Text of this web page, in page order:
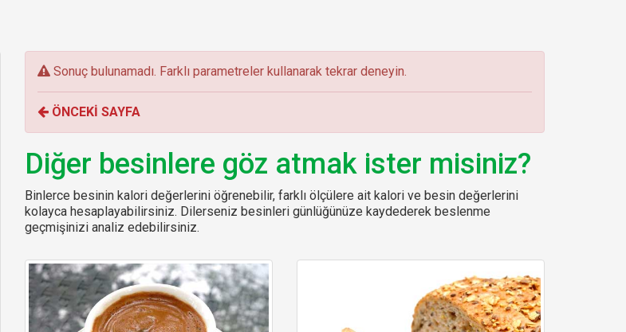
E
r
o
r
:
Sonuç bulunamadı. Farklı parametreler kullanarak tekrar deneyin.
ÖNCEKİ SAYFA
Diğer besinlere göz atmak ister misiniz?
Binlerce besinin kalori değerlerini öğrenebilir, farklı ölçülere ait kalori ve besin değerlerini
kolayca hesaplayabilirsiniz. Dilerseniz besinleri günlüğünüze kaydederek beslenme
geçmişinizi analiz edebilirsiniz.